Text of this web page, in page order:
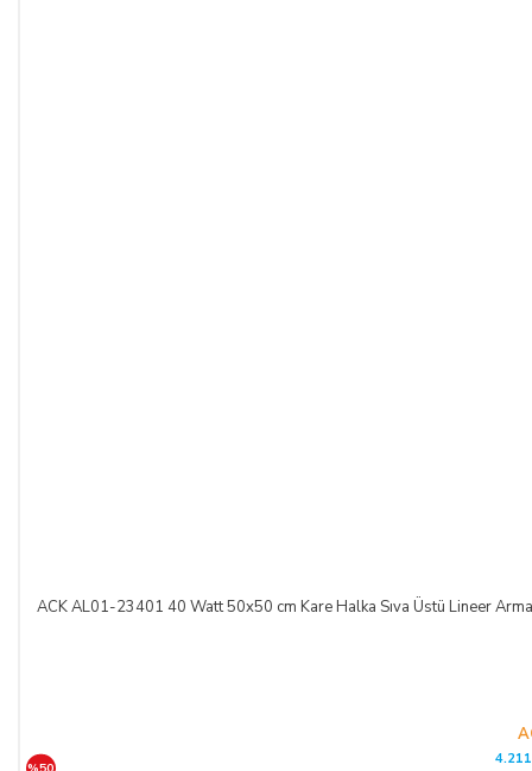
ACK AL01-23401 40 Watt 50x50 cm Kare Halka Sıva Üstü Lineer